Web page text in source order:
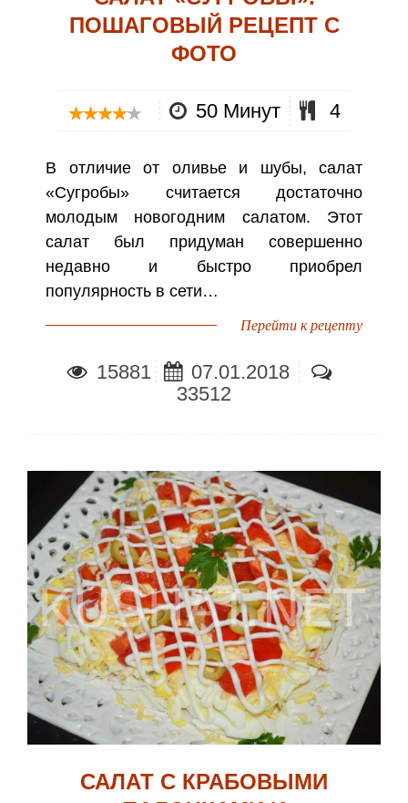
ПОШАГОВЫЙ РЕЦЕПТ С
ФОТО
50 Минут 4
В отличие от оливье и шубы, салат
«Сугробы» считается достаточно
молодым новогодним салатом. Этот
салат был придуман совершенно
недавно и быстро приобрел
популярность в сети…
Перейти к рецепту
15881
07.01.2018
33512
САЛАТ С КРАБОВЫМИ